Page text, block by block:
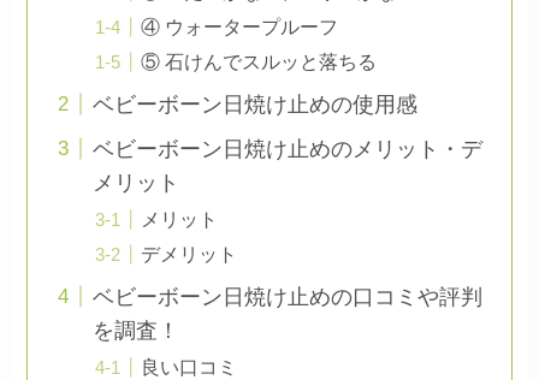
④ ウォータープルーフ
⑤ 石けんでスルッと落ちる
ベビーボーン日焼け止めの使用感
ベビーボーン日焼け止めのメリット・デ
メリット
メリット
デメリット
ベビーボーン日焼け止めの口コミや評判
を調査！
良い口コミ